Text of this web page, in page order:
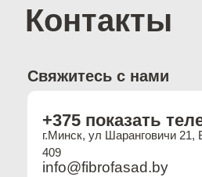
Контакты
Свяжитесь с нами
+375 показать
г.Минск, ул Шаранговичи
409
info@fibrofasad.by